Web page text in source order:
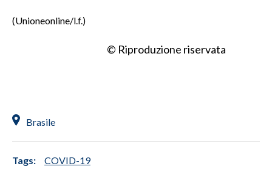
(Unioneonline/l.f.)
© Riproduzione riservata
Brasile
Tags: COVID-19